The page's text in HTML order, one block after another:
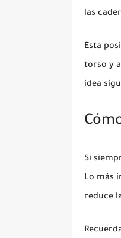
las
Esta
torso y
idea
Si
Lo más
reduce